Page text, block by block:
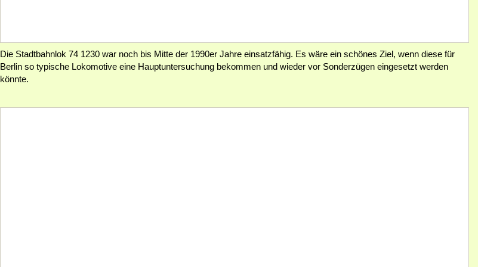
Die Stadtbahnlok 74 1230 war noch bis Mitte der 1990er Jahre einsatzfähig. Es wäre ein schönes Ziel, wenn diese für
Berlin so typische Lokomotive eine Hauptuntersuchung bekommen und wieder vor Sonderzügen eingesetzt werden
könnte.